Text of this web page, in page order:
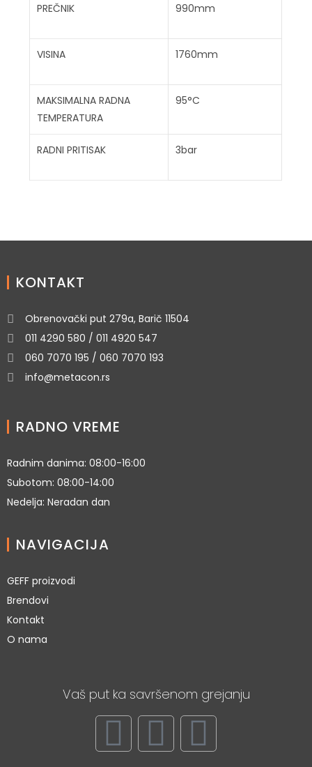
PREČNIK 990mm
VISINA 1760mm
MAKSIMALNA RADNA
TEMPERATURA
95°C
RADNI PRITISAK 3bar
KONTAKT
Obrenovački put 279a, Barič 11504
011 4290 580 / 011 4920 547
060 7070 195 / 060 7070 193
info@metacon.rs
RADNO VREME
Radnim danima: 08:00-16:00
Subotom: 08:00-14:00
Nedelja: Neradan dan
NAVIGACIJA
GEFF proizvodi
Brendovi
Kontakt
O nama
Vaš put ka savršenom grejanju